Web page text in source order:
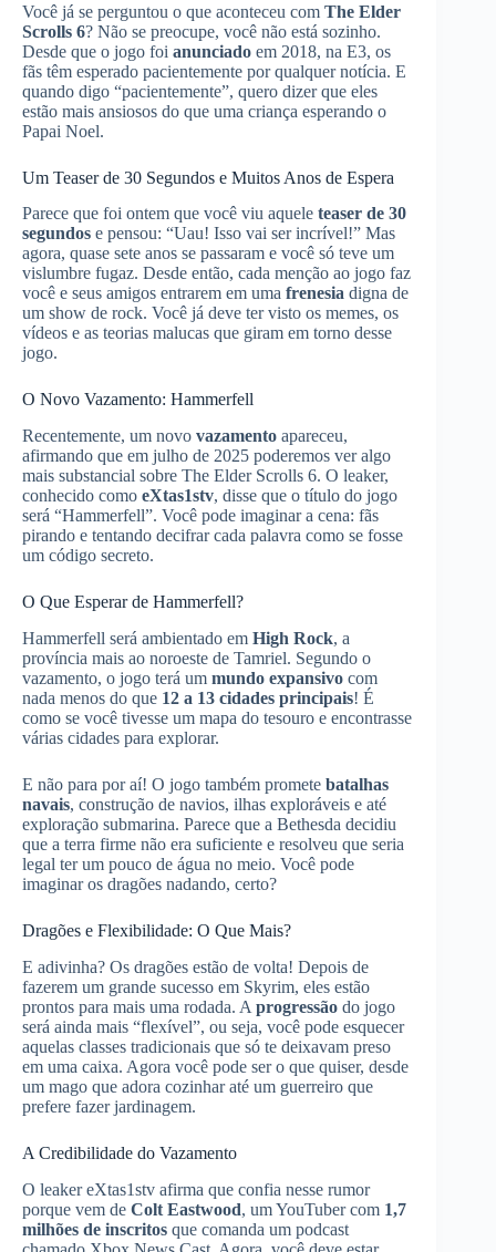
Você já se perguntou o que aconteceu com The Elder
Scrolls 6? Não se preocupe, você não está sozinho.
Desde que o jogo foi anunciado em 2018, na E3, os
fãs têm esperado pacientemente por qualquer notícia. E
quando digo “pacientemente”, quero dizer que eles
estão mais ansiosos do que uma criança esperando o
Papai Noel.
Um Teaser de 30 Segundos e Muitos Anos de Espera
Parece que foi ontem que você viu aquele teaser de 30
segundos e pensou: “Uau! Isso vai ser incrível!” Mas
agora, quase sete anos se passaram e você só teve um
vislumbre fugaz. Desde então, cada menção ao jogo faz
você e seus amigos entrarem em uma frenesia digna de
um show de rock. Você já deve ter visto os memes, os
vídeos e as teorias malucas que giram em torno desse
jogo.
O Novo Vazamento: Hammerfell
Recentemente, um novo vazamento apareceu,
afirmando que em julho de 2025 poderemos ver algo
mais substancial sobre The Elder Scrolls 6. O leaker,
conhecido como eXtas1stv, disse que o título do jogo
será “Hammerfell”. Você pode imaginar a cena: fãs
pirando e tentando decifrar cada palavra como se fosse
um código secreto.
O Que Esperar de Hammerfell?
Hammerfell será ambientado em High Rock, a
província mais ao noroeste de Tamriel. Segundo o
vazamento, o jogo terá um mundo expansivo com
nada menos do que 12 a 13 cidades principais! É
como se você tivesse um mapa do tesouro e encontrasse
várias cidades para explorar.
E não para por aí! O jogo também promete batalhas
navais, construção de navios, ilhas exploráveis e até
exploração submarina. Parece que a Bethesda decidiu
que a terra firme não era suficiente e resolveu que seria
legal ter um pouco de água no meio. Você pode
imaginar os dragões nadando, certo?
Dragões e Flexibilidade: O Que Mais?
E adivinha? Os dragões estão de volta! Depois de
fazerem um grande sucesso em Skyrim, eles estão
prontos para mais uma rodada. A progressão do jogo
será ainda mais “flexível”, ou seja, você pode esquecer
aquelas classes tradicionais que só te deixavam preso
em uma caixa. Agora você pode ser o que quiser, desde
um mago que adora cozinhar até um guerreiro que
prefere fazer jardinagem.
A Credibilidade do Vazamento
O leaker eXtas1stv afirma que confia nesse rumor
porque vem de Colt Eastwood, um YouTuber com 1,7
milhões de inscritos que comanda um podcast